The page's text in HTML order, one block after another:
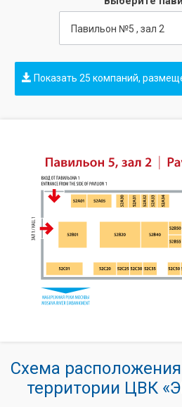
Павильон №5 , зал 2
Показать 25 компаний,
Схема
территории ЦВК